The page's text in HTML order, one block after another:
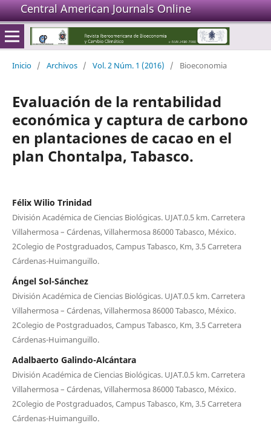
Central American Journals Online
Inicio / Archivos / Vol. 2 Núm. 1 (2016) / Bioeconomia
Evaluación de la rentabilidad
económica y captura de carbono
en plantaciones de cacao en el
plan Chontalpa, Tabasco.
Félix Wilio Trinidad
División Académica de Ciencias Biológicas. UJAT.0.5 km. Carretera
Villahermosa – Cárdenas, Villahermosa 86000 Tabasco, México.
2Colegio de Postgraduados, Campus Tabasco, Km, 3.5 Carretera
Cárdenas-Huimanguillo.
Ángel Sol-Sánchez
División Académica de Ciencias Biológicas. UJAT.0.5 km. Carretera
Villahermosa – Cárdenas, Villahermosa 86000 Tabasco, México.
2Colegio de Postgraduados, Campus Tabasco, Km, 3.5 Carretera
Cárdenas-Huimanguillo.
Adalbaerto Galindo-Alcántara
División Académica de Ciencias Biológicas. UJAT.0.5 km. Carretera
Villahermosa – Cárdenas, Villahermosa 86000 Tabasco, México.
2Colegio de Postgraduados, Campus Tabasco, Km, 3.5 Carretera
Cárdenas-Huimanguillo.